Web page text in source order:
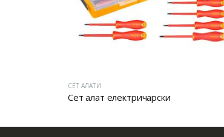
СЕТ АЛАТИ
Сет алат електричарски